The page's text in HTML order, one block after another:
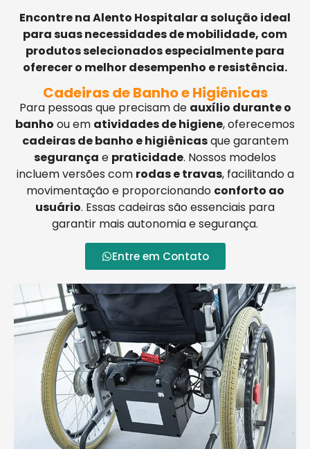
Encontre na Alento Hospitalar a solução ideal
para suas necessidades de mobilidade, com
produtos selecionados especialmente para
oferecer o melhor desempenho e resistência.
Cadeiras de Banho e Higiênicas
Para pessoas que precisam de auxílio durante o
banho ou em atividades de higiene, oferecemos
cadeiras de banho e higiênicasque garantem
segurança e praticidade. Nossos modelos
incluem versões com rodas e travas, facilitando a
movimentação e proporcionando conforto ao
usuário. Essas cadeiras são essenciais para
garantir mais autonomia e segurança.
Entre em Contato